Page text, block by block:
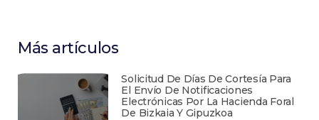
Más artículos
Solicitud De Días De Cortesía Para
El Envío De Notificaciones
Electrónicas Por La Hacienda Foral
De Bizkaia Y Gipuzkoa